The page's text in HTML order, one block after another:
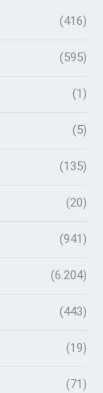
(416)
(595)
(1)
(5)
(135)
(20)
(941)
(6.204)
(443)
(19)
(71)